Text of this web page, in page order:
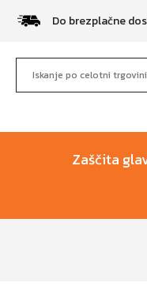
Do brezplačne
Zaščita